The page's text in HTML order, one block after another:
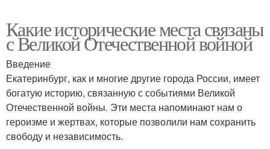
Какие исторические места связаны
с Великой Отечественной войной
Введение
Екатеринбург, как и многие другие города России, имеет
богатую историю, связанную с событиями Великой
Отечественной войны. Эти места напоминают нам о
героизме и жертвах, которые позволили нам сохранить
свободу и независимость.